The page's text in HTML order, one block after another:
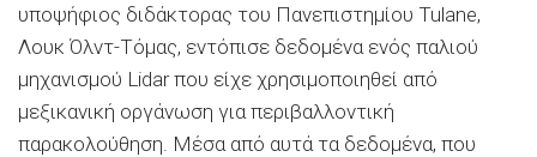
υποψήφιος διδάκτορας του Πανεπιστημίου Tulane,
Λουκ Όλντ-Τόμας, εντόπισε δεδομένα ενός παλιού
μηχανισμού Lidar που είχε χρησιμοποιηθεί από
μεξικανική οργάνωση για περιβαλλοντική
παρακολούθηση. Μέσα από αυτά τα δεδομένα, που